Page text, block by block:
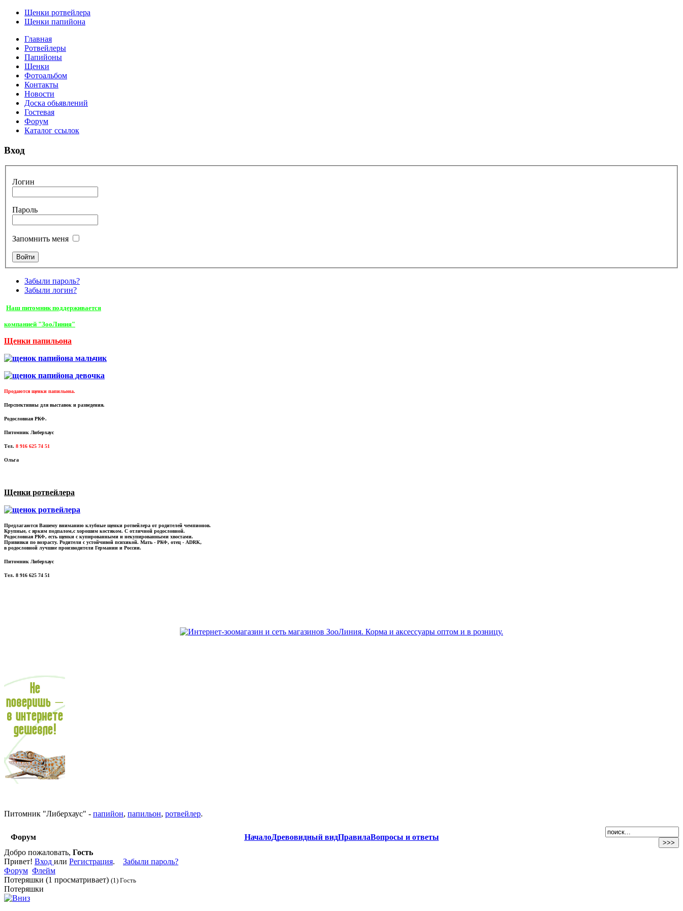
Щенки ротвейлера
Щенки папийона
Главная
Ротвейлеры
Папийоны
Щенки
Фотоальбом
Контакты
Новости
Доска обьявлений
Гостевая
Форум
Каталог ссылок
Вход
Логин
Пароль
Запомнить меня
Забыли пароль?
Забыли логин?
Наш питомник поддерживается
компанией "ЗооЛиния"
Щенки папильона
Продаются щенки папильона.
Перспективны для выставок и разведения.
Родословная РКФ.
Питомник Либерхаус
Тел. 8 916 625 74 51
Ольга
Щенки ротвейлера
Предлагаются Вашему вниманию клубные щенки ротвейлера от родителей чемпионов.
Крупные, с ярким подпалом,с хорошим костяком. С отличной родословной.
Родословная РКФ, есть щенки с купированными и некупированными хвостами.
Прививки по возрасту. Родители с устойчивой психикой. Мать - РКФ, отец - ADRK,
в родословной лучшие производители Германии и России.
Питомник Либерхаус
Тел. 8 916 625 74 51
Питомник "Либерхаус" - папийон, папильон, ротвейлер.
Форум НачалоДревовидный видПравилаВопросы и ответы
Добро пожаловать, Гость
Привет! Вход или Регистрация. Забыли пароль?
Форум Флейм
Потеряшки (1 просматривает) (1) Гость
Потеряшки